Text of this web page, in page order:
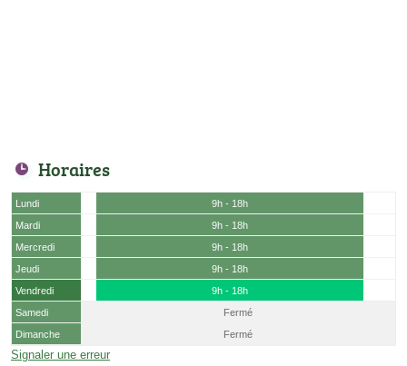
Horaires
Lundi
9h - 18h
Mardi
9h - 18h
Mercredi
9h - 18h
Jeudi
9h - 18h
Vendredi
9h - 18h
Samedi
Fermé
Dimanche
Fermé
Signaler une erreur